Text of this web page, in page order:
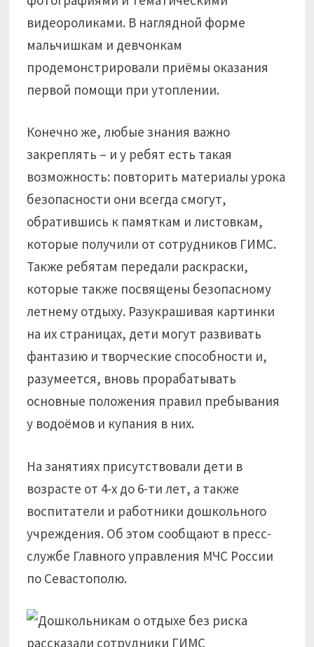
видеороликами. В наглядной форме
мальчишкам и девчонкам
продемонстрировали приёмы оказания
первой помощи при утоплении.
Конечно же, любые знания важно
закреплять – и у ребят есть такая
возможность: повторить материалы урока
безопасности они всегда смогут,
обратившись к памяткам и листовкам,
которые получили от сотрудников ГИМС.
Также ребятам передали раскраски,
которые также посвящены безопасному
летнему отдыху. Разукрашивая картинки
на их страницах, дети могут развивать
фантазию и творческие способности и,
разумеется, вновь прорабатывать
основные положения правил пребывания
у водоёмов и купания в них.
На занятиях присутствовали дети в
возрасте от 4-х до 6-ти лет, а также
воспитатели и работники дошкольного
учреждения. Об этом сообщают в пресс-
службе Главного управления МЧС России
по Севастополю.